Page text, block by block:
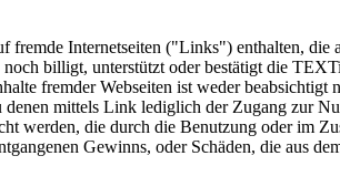
Internetseiten ("Links") enthalten,
billigt, unterstützt oder bestätigt die
fremder Webseiten ist weder
mittels Link lediglich der Zugang zur
die durch die Benutzung oder im
Gewinns, oder Schäden, die aus